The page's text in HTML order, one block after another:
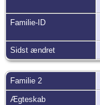
Familie-ID
Sidst ændret
Familie 2
Ægteskab